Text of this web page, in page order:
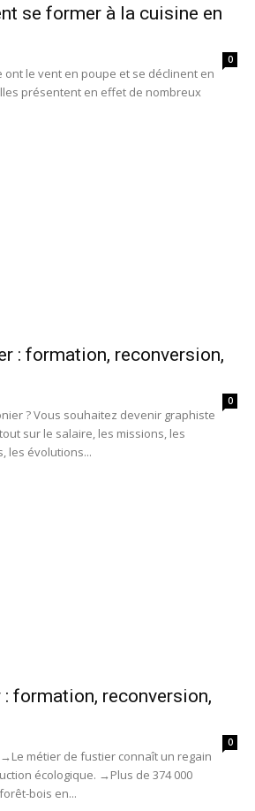
se former à la cuisine en
0
ont le vent en poupe et se déclinent en
présentent en effet de nombreux
: formation, reconversion,
0
? Vous souhaitez devenir graphiste
sur le salaire, les missions, les
les évolutions...
: formation, reconversion,
0
écologique. →Plus de 374 000
bois en...